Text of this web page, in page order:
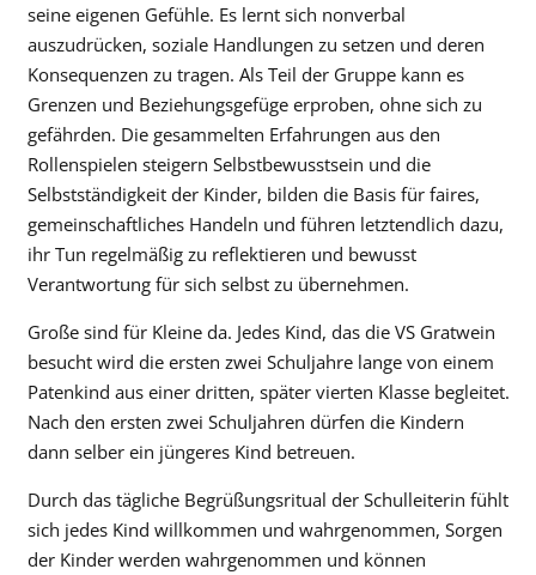
seine eigenen Gefühle. Es lernt sich nonverbal
auszudrücken, soziale Handlungen zu setzen und deren
Konsequenzen zu tragen. Als Teil der Gruppe kann es
Grenzen und Beziehungsgefüge erproben, ohne sich zu
gefährden. Die gesammelten Erfahrungen aus den
Rollenspielen steigern Selbstbewusstsein und die
Selbstständigkeit der Kinder, bilden die Basis für faires,
gemeinschaftliches Handeln und führen letztendlich dazu,
ihr Tun regelmäßig zu reflektieren und bewusst
Verantwortung für sich selbst zu übernehmen.
Große sind für Kleine da. Jedes Kind, das die VS Gratwein
besucht wird die ersten zwei Schuljahre lange von einem
Patenkind aus einer dritten, später vierten Klasse begleitet.
Nach den ersten zwei Schuljahren dürfen die Kindern
dann selber ein jüngeres Kind betreuen.
Durch das tägliche Begrüßungsritual der Schulleiterin fühlt
sich jedes Kind willkommen und wahrgenommen, Sorgen
der Kinder werden wahrgenommen und können